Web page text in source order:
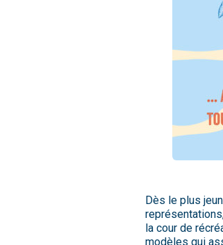
Dès le plus
la cour de
modèles qui